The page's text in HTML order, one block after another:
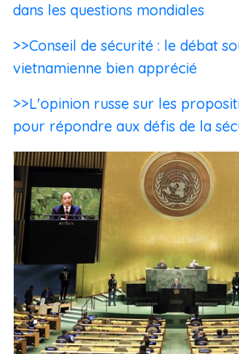
dans les questions mondiales
>>Conseil de sécurité : le débat
vietnamienne bien apprécié
>>L'opinion russe sur les
pour répondre aux défis de la